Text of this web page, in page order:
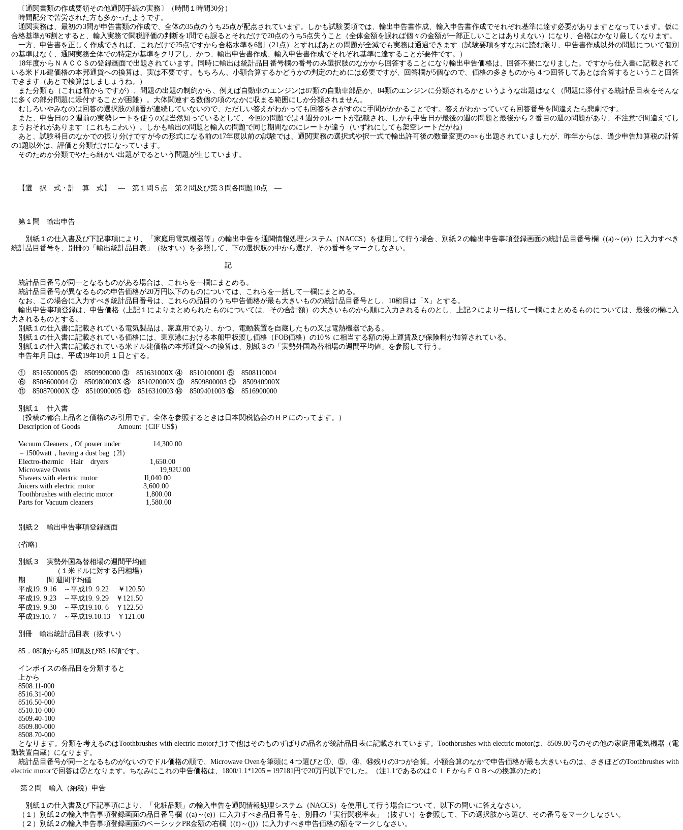
〔通関書類の作成要領その他通関手続の実務〕（時間１時間30分）
時間配分で苦労された方も多かったようです。
通関実務は、最初の3問が申告書類の作成で、全体の35点のうち25点が配点されています。しかも試験要項では、輸出申告書作成、輸入申告書作成でそれぞれ基準に達す必要がありますとなっています。仮に
合格基準が6割とすると、輸入実務で関税評価の判断を1 問でも誤るとそれだけで20点のうち5点失うこと（全体金額を誤れば個々の金額が一部正しいことはありえない）になり、合格はかなり厳しくなります。
一方、申告書を正しく作成できれば、これだけで25点ですから合格水準を6割（21点）とすればあとの問題が全滅でも実務は通過できます（試験要項をすなおに読む限り、申告書作成以外の問題について個別
の基準はなく、通関実務全体での特定が基準をクリアし、かつ、輸出申告書作成、輸入申告書作成でそれぞれ基準に達することが要件です。）
18年度からＮＡＣＣＳの登録画面で出題されています。同時に輸出は統計品目番号欄の番号のみ選択肢のなかから回答することになり輸出申告価格は、回答不要になりました。ですから仕入書に記載されて
いる米ドル建価格の本邦通貨への換算は、実は不要です。もちろん、小額合算するかどうかの判定のためには必要ですが、回答欄が5個なので、価格の多きものから４つ回答してあとは合算するということ回答
できます（あとで検算はしましょうね。）
また分類も（これは前からですが）、問題の出題の制約から、例えば自動車のエンジンは87類の自動車部品か、 84類のエンジンに分類されるかというような出題はなく（問題に添付する統計品目表をそんな
に多くの部分問題に添付することが困難）。大体関連する数個の項のなかに収まる範囲にしか分類されません。
むしろいやみなのは回答の選択肢の順番が連続していないので、ただしい答えがわかっても回答をさがすのに手間がかかることです。答えがわかっていても回答番号を間違えたら悲劇です。
また、申告日の２週前の実勢レートを使うのは当然知っているとして、今回の問題では４週分のレートが記載され、しかも申告日が最後の週の問題と最後から２番目の週の問題があり、不注意で間違えてし
まうおそれがあります（これもこわい）。しかも輸出の問題と輸入の問題で同じ期間なのにレートが違う（いずれにしても架空レートだがね）
あと、試験科目のなかでの振り分けですが今の形式になる前の17年度以前の試験では、通関実務の選択式や択一式で輸出許可後の数量変更の○×も出題されていましたが、昨年からは、過少申告加算税の計算
の1題以外は、評価と分類だけになっています。
そのためか分類でやたら細かい出題がでるという問題が生じています。
【選 択 式・計 算 式】 ― 第１問５点 第２問及び第３問各問題10点 ―
第１問 輸出申告
別紙１の仕入書及び下記事項により、「家庭用電気機器等」の輸出申告を通関情報処理システム（NACCS ）を使用して行う場合、別紙２の輸出申告事項登録画面の統計品目番号欄（(a) ～ (e) ）に入力すべき
統計品目番号を、別冊の「輸出統計品目表」（抜すい）を参照して、下の選択肢の中から選び、その番号をマークしなさい。
記
統計品目番号が同一となるものがある場合は、これらを一欄にまとめる。
統計品目番号が異なるものの申告価格が20万円以下のものについては、これらを一括して一欄にまとめる。
なお、この場合に入力すべき統計品目番号は、これらの品目のうち申告価格が最も大きいものの統計品目番号とし、 10桁目は「 X 」とする。
輸出申告事項登録は、申告価格（上記１によりまとめられたものについては、その合計額）の大きいものから順に入力されるものとし、上記２により一括して一欄にまとめるものについては、最後の欄に入
力されるものとする。
別紙１の仕入書に記載されている電気製品は、家庭用であり、かつ、電動装置を自蔵したもの又は電熱機器である。
別紙１の仕入書に記載されている価格には、東京港における本船甲板渡し価格（FOB価格）の10％ に相当する額の海上運賃及び保険料が加算されている。
別紙１の仕入書に記載されている米ドル建価格の本邦通貨への換算は、別紙３の「実勢外国為替相場の週間平均値」を参照して行う。
申告年月日は、平成19年10月１日とする。
① 8516500005 ② 8509900000 ③ 851631000X ④ 8510100001 ⑤ 8508110004
⑥ 8508600004 ⑦ 850980000X ⑧ 851020000X ⑨ 8509800003 ⑩ 850940900X
⑪ 850870000X ⑫ 8510900005 ⑬ 8516310003 ⑭ 8509401003 ⑮ 8516900000
別紙１ 仕入書
（投稿の都合上品名と価格のみ引用です。全体を参照するときは日本関税協会のＨＰにのってます。）
Description of Goods
Amount （CIF US$）
Vacuum Cleaners ， Of power under
14,300.00
－ 1500watt ， having a dust bag （2l）
Electro-thermic Hair dryers
1,650.00
Microwave Ovens
19,92U.00
Shavers with electric motor
Il,040.00
Juicers with electric motor
3,600.00
Toothbrushes with electric motor
1,800.00
Parts for Vacuum cleaners
1,580.00
別紙２ 輸出申告事項登録画面
(省略)
別紙３ 実勢外国為替相場の週間平均値
（１米ドルに対する円相場）
期 間 週間平均値
平成19. 9.16 ～平成19. 9.22 ￥ 120.50
平成19. 9.23 ～平成19. 9.29 ￥ 121.50
平成19. 9.30 ～平成19.10. 6 ￥ 122.50
平成19.10. 7 ～平成19.10.13 ￥ 121.00
別冊 輸出統計品目表（抜すい）
85 ． 08項から85.10項及び85.16項です。
インボイスの各品目を分類すると
上から
8508.11-000
8516.31-000
8516.50-000
8510.10-000
8509.40-100
8509.80-000
8508.70-000
となります。分類を考えるのはToothbrushes with electric motorだけで他はそのものずばりの品名が統計品目表に記載されています。Toothbrushes with electric motorは、8509.80号のその他の家庭用電気機器（電
動装置自蔵）になります。
統計品目番号が同一となるものがないのでドル価格の順で、 Microwave Ovenを筆頭に４つ選びと①、⑤、④、⑭残りの3つが合算。小額合算のなかで申告価格が最も大きいものは、さきほどのToothbrushes with
electric motorで回答は⑦となります。ちなみにこれの申告価格は、 1800/1.1*1205 ＝ 197181 円で20万円以下でした。（注1.1であるのはＣＩＦからＦＯＢへの換算のため）
第２問 輸入（納税）申告
別紙１の仕入書及び下記事項により、「化粧品類」の輸入申告を通関情報処理システム（NACCS ）を使用して行う場合について、以下の問いに答えなさい。
（１）別紙２の輸入申告事項登録画面の品目番号欄（(a) ～ (e) ）に入力すべき品目番号を、別冊の「実行関税率表」（抜すい）を参照して、下の選択肢から選び、その番号をマークしなさい。
（２）別紙２の輸入申告事項登録画面のベーシックPR金額の右欄（(f) ～ (j) ）に入力すべき申告価格の額をマークしなさい。